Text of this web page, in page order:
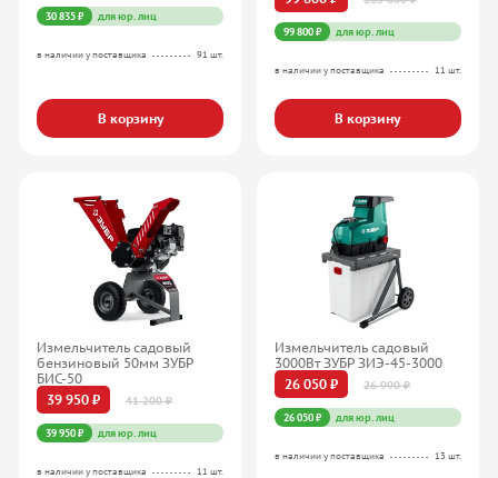
30 835 ₽ для юр. лиц
в наличии у поставщика 91 шт.
В корзину
99 800 ₽ для юр. лиц
в наличии у поставщика 11 шт.
В корзину
Измельчитель садовый
бензиновый 50мм ЗУБР
БИС-50
39 950 ₽
41 200 ₽
39 950 ₽ для юр. лиц
в наличии у поставщика 11 шт.
Измельчитель садовый
3000Вт ЗУБР ЗИЭ-45-3000
26 050 ₽
26 990 ₽
26 050 ₽ для юр. лиц
в наличии у поставщика 13 шт.